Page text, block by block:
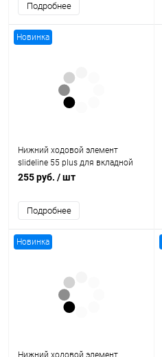
Подробнее
Новинка
Нижний ходовой элемент
slideline 55 plus для вкладной
двери 9103717 Hettich
255 руб. / шт
Подробнее
Новинка
Нижний ходовой элемент